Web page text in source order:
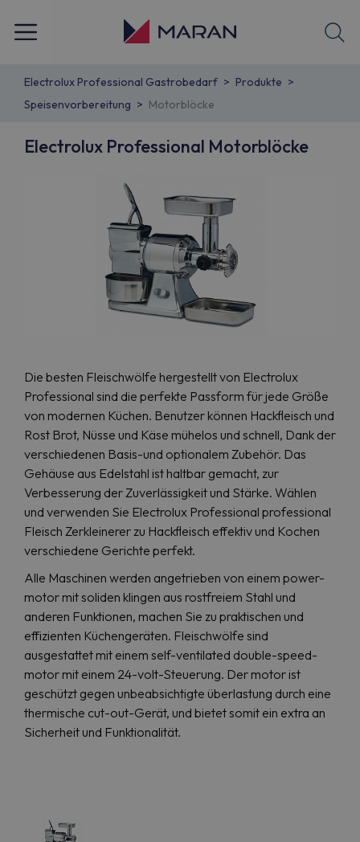
Electrolux Professional Gastrobedarf
Produkte
Speisenvorbereitung
Motorblöcke
Electrolux Professional Motorblöcke
Die besten Fleischwölfe hergestellt von Electrolux
Professional sind die perfekte Passform für jede Größe
von modernen Küchen. Benutzer können Hackfleisch und
Rost Brot, Nüsse und Käse mühelos und schnell, Dank der
verschiedenen Basis-und optionalem Zubehör. Das
Gehäuse aus Edelstahl ist haltbar gemacht, zur
Verbesserung der Zuverlässigkeit und Stärke. Wählen
und verwenden Sie Electrolux Professional professional
Fleisch Zerkleinerer zu Hackfleisch effektiv und Kochen
verschiedene Gerichte perfekt.
Alle Maschinen werden angetrieben von einem power-
motor mit soliden klingen aus rostfreiem Stahl und
anderen Funktionen, machen Sie zu praktischen und
effizienten Küchengeräten. Fleischwölfe sind
ausgestattet mit einem self-ventilated double-speed-
motor mit einem 24-volt-Steuerung. Der motor ist
geschützt gegen unbeabsichtigte überlastung durch eine
thermische cut-out-Gerät, und bietet somit ein extra an
Sicherheit und Funktionalität.